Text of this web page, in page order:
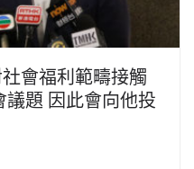
會福利範疇接觸
題 因此會向他投